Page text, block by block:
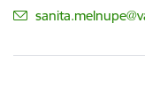
E-pasts: